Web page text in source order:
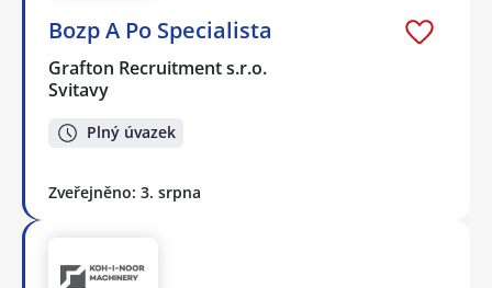
Bozp A Po Specialista
Grafton Recruitment s.r.o.
Svitavy
Plný úvazek
Zveřejněno: 3. srpna